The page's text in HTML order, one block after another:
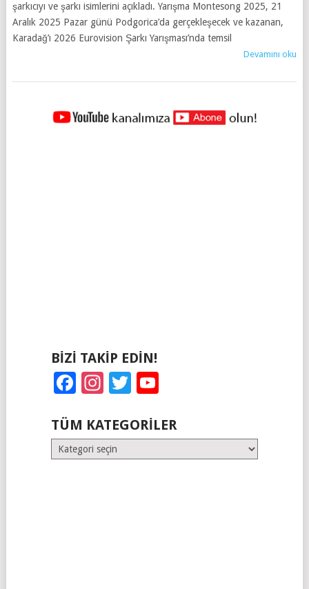
şarkıcıyı ve şarkı isimlerini açıkladı. Yarışma Montesong 2025, 21
Aralık 2025 Pazar günü Podgorica’da gerçekleşecek ve kazanan,
Karadağ’ı 2026 Eurovision Şarkı Yarışması’nda temsil
Devamını oku
YAZILAR
BIZI TAKIP EDIN!
Facebook
Instagram
Twitter
TÜM KATEGORILER
Tüm
Kategoriler